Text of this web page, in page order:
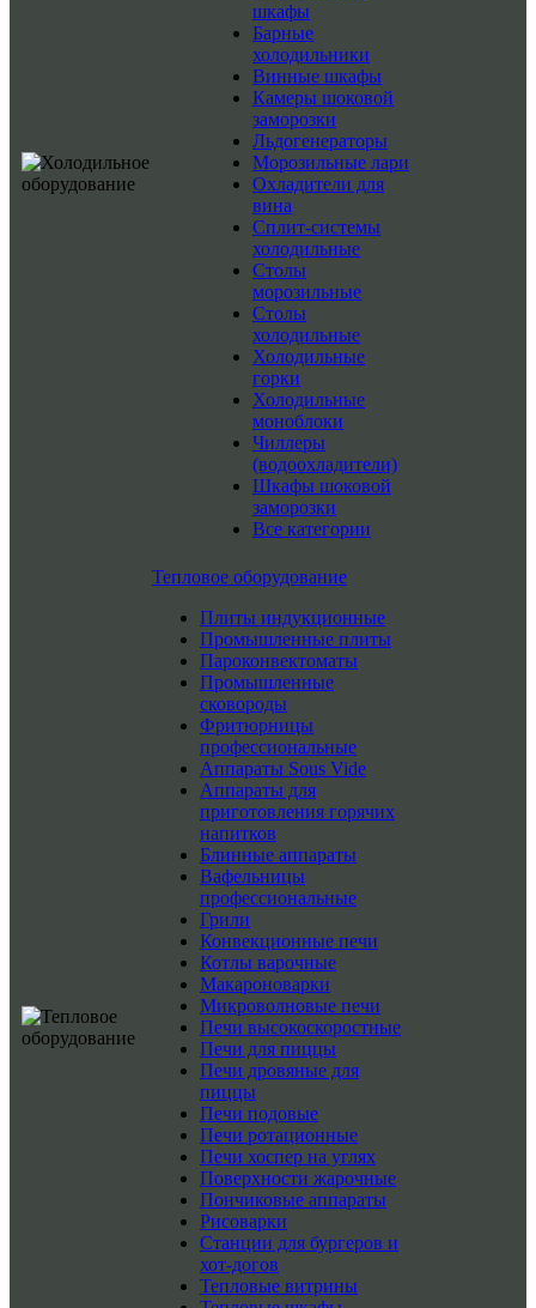
шкафы
Барные
холодильники
Винные шкафы
Камеры шоковой
заморозки
Льдогенераторы
Морозильные лари
Охладители для
вина
Сплит-системы
холодильные
Столы
морозильные
Столы
холодильные
Холодильные
горки
Холодильные
моноблоки
Чиллеры
(водоохладители)
Шкафы шоковой
заморозки
Все категории
Тепловое оборудование
Плиты индукционные
Промышленные плиты
Пароконвектоматы
Промышленные
сковороды
Фритюрницы
профессиональные
Аппараты Sous Vide
Аппараты для
приготовления горячих
напитков
Блинные аппараты
Вафельницы
профессиональные
Грили
Конвекционные печи
Котлы варочные
Макароноварки
Микроволновые печи
Печи высокоскоростные
Печи для пиццы
Печи дровяные для
пиццы
Печи подовые
Печи ротационные
Печи хоспер на углях
Поверхности жарочные
Пончиковые аппараты
Рисоварки
Станции для бургеров и
хот-догов
Тепловые витрины